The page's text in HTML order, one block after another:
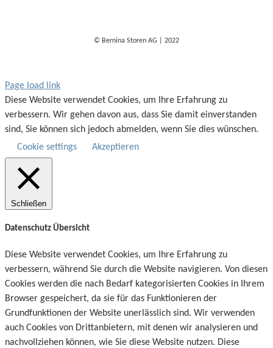
© Bernina Storen AG | 2022
Page load link
Diese Website verwendet Cookies, um Ihre Erfahrung zu
verbessern. Wir gehen davon aus, dass Sie damit einverstanden
sind, Sie können sich jedoch abmelden, wenn Sie dies wünschen.
Cookie settings
Akzeptieren
Schließen
Datenschutz Übersicht
Diese Website verwendet Cookies, um Ihre Erfahrung zu
verbessern, während Sie durch die Website navigieren. Von diesen
Cookies werden die nach Bedarf kategorisierten Cookies in Ihrem
Browser gespeichert, da sie für das Funktionieren der
Grundfunktionen der Website unerlässlich sind. Wir verwenden
auch Cookies von Drittanbietern, mit denen wir analysieren und
nachvollziehen können, wie Sie diese Website nutzen. Diese